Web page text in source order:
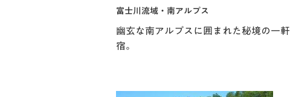
富士川流域・南アルプス
幽玄な南アルプスに囲まれた秘境の一軒
宿。